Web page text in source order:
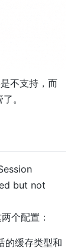
不支持，而
。
but not
个配置：
的缓存类型和